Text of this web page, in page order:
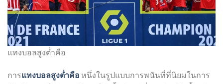
แทงบอลสูงต่ำคือ
การแทงบอลสูงต่ำคือ หนึ่งในรูปแบบการพนันที่ที่นิยมในการ